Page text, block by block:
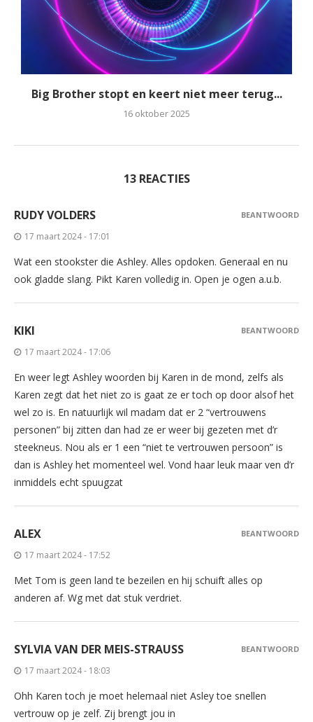
Big Brother stopt en keert niet meer terug...
16 oktober 2025
13 REACTIES
RUDY VOLDERS
17 maart 2024 - 17:01
Wat een stookster die Ashley. Alles opdoken. Generaal en nu
ook gladde slang. Pikt Karen volledig in. Open je ogen a.u.b.
BEANTWOORD
KIKI
17 maart 2024 - 17:06
En weer legt Ashley woorden bij Karen in de mond, zelfs als
Karen zegt dat het niet zo is gaat ze er toch op door alsof het
wel zo is. En natuurlijk wil madam dat er 2 “vertrouwens
personen” bij zitten dan had ze er weer bij gezeten met d’r
steekneus. Nou als er 1 een “niet te vertrouwen persoon” is
dan is Ashley het momenteel wel. Vond haar leuk maar ven d’r
inmiddels echt spuugzat
BEANTWOORD
ALEX
17 maart 2024 - 17:52
Met Tom is geen land te bezeilen en hij schuift alles op
anderen af. Wg met dat stuk verdriet.
BEANTWOORD
SYLVIA VAN DER MEIS-STRAUSS
17 maart 2024 - 18:03
Ohh Karen toch je moet helemaal niet Asley toe snellen
vertrouw op je zelf. Zij brengt jou in
BEANTWOORD